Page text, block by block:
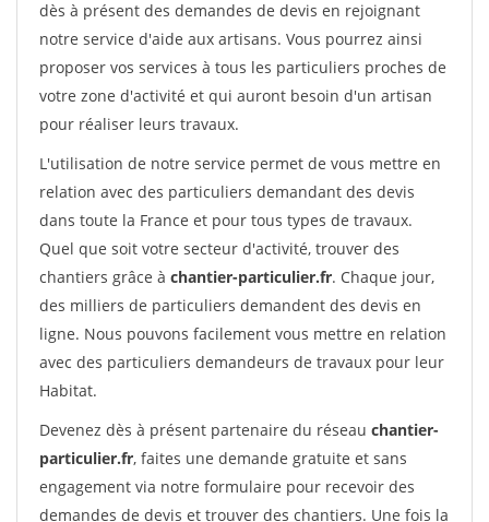
dès à présent des demandes de devis en rejoignant
notre service d'aide aux artisans. Vous pourrez ainsi
proposer vos services à tous les particuliers proches de
votre zone d'activité et qui auront besoin d'un artisan
pour réaliser leurs travaux.
L'utilisation de notre service permet de vous mettre en
relation avec des particuliers demandant des devis
dans toute la France et pour tous types de travaux.
Quel que soit votre secteur d'activité, trouver des
chantiers grâce à chantier-particulier.fr. Chaque jour,
des milliers de particuliers demandent des devis en
ligne. Nous pouvons facilement vous mettre en relation
avec des particuliers demandeurs de travaux pour leur
Habitat.
Devenez dès à présent partenaire du réseau chantier-
particulier.fr, faites une demande gratuite et sans
engagement via notre formulaire pour recevoir des
demandes de devis et trouver des chantiers. Une fois la